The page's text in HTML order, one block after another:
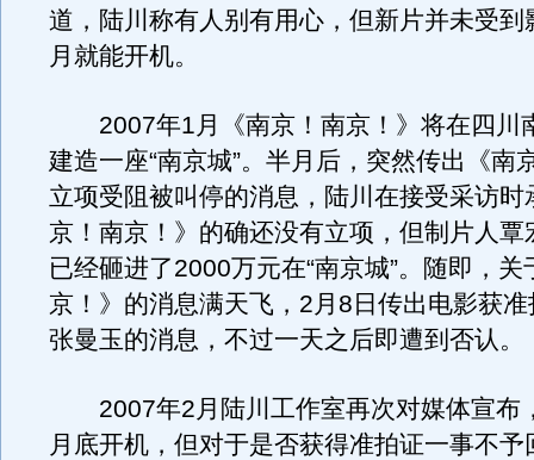
道，陆川称有人别有用心，但新片并未受到
月就能开机。
2007年1月《南京！南京！》将在四川
建造一座“南京城”。半月后，突然传出《南
立项受阻被叫停的消息，陆川在接受采访时
京！南京！》的确还没有立项，但制片人覃
已经砸进了2000万元在“南京城”。随即，
京！》的消息满天飞，2月8日传出电影获
张曼玉的消息，不过一天之后即遭到否认。
2007年2月陆川工作室再次对媒体宣布
月底开机，但对于是否获得准拍证一事不予